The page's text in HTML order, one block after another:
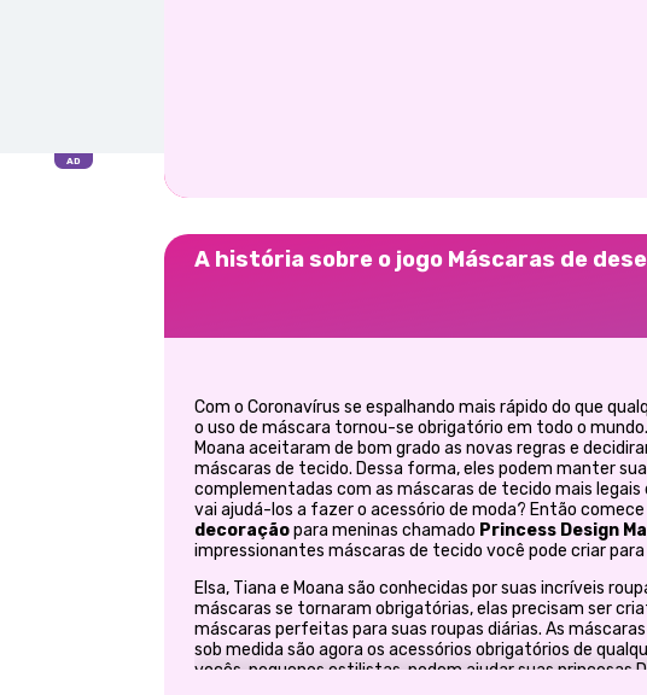
A história sobre o jogo Máscaras de
Com o Coronavírus se espalhando mais rápido do que
o uso de máscara tornou-se obrigatório em todo o mundo.
Moana aceitaram de bom grado as novas regras e
máscaras de tecido. Dessa forma, eles podem manter
complementadas com as máscaras de tecido mais legais
vai ajudá-los a fazer o acessório de moda? Então
decoraçãopara meninas chamado Princess Design
impressionantes máscaras de tecido você pode criar para
Elsa, Tiana e Moana são conhecidas por suas incríveis
máscaras se tornaram obrigatórias, elas precisam ser
máscaras perfeitas para suas roupas diárias. As
sob medida são agora os acessórios obrigatórios de
vocês, pequenos estilistas, podem ajudar suas princesas